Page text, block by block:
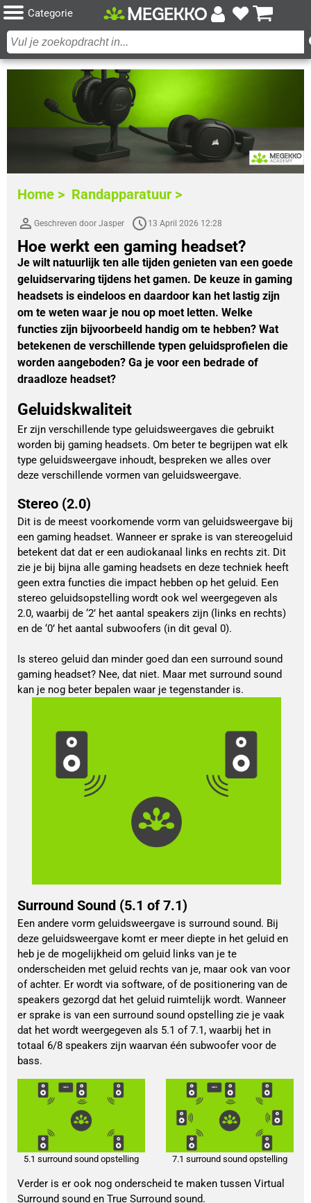
Categorie
Home > Randapparatuur >
Geschreven door Jasper 13 April 2026 12:28
Hoe werkt een gaming headset?
Je wilt natuurlijk ten alle tijden genieten van een goede
geluidservaring tijdens het gamen. De keuze in gaming
headsets is eindeloos en daardoor kan het lastig zijn
om te weten waar je nou op moet letten. Welke
functies zijn bijvoorbeeld handig om te hebben? Wat
betekenen de verschillende typen geluidsprofielen die
worden aangeboden? Ga je voor een bedrade of
draadloze headset?
Geluidskwaliteit
Er zijn verschillende type geluidsweergaves die gebruikt
worden bij gaming headsets. Om beter te begrijpen wat elk
type geluidsweergave inhoudt, bespreken we alles over
deze verschillende vormen van geluidsweergave.
Stereo (2.0)
Dit is de meest voorkomende vorm van geluidsweergave bij
een gaming headset. Wanneer er sprake is van stereogeluid
betekent dat dat er een audiokanaal links en rechts zit. Dit
zie je bij bijna alle gaming headsets en deze techniek heeft
geen extra functies die impact hebben op het geluid. Een
stereo geluidsopstelling wordt ook wel weergegeven als
2.0, waarbij de ‘2’ het aantal speakers zijn (links en rechts)
en de ‘0’ het aantal subwoofers (in dit geval 0).
Is stereo geluid dan minder goed dan een surround sound
gaming headset? Nee, dat niet. Maar met surround sound
kan je nog beter bepalen waar je tegenstander is.
Surround Sound (5.1 of 7.1)
Een andere vorm geluidsweergave is surround sound. Bij
deze geluidsweergave komt er meer diepte in het geluid en
heb je de mogelijkheid om geluid links van je te
onderscheiden met geluid rechts van je, maar ook van voor
of achter. Er wordt via software, of de positionering van de
speakers gezorgd dat het geluid ruimtelijk wordt. Wanneer
er sprake is van een surround sound opstelling zie je vaak
dat het wordt weergegeven als 5.1 of 7.1, waarbij het in
totaal 6/8 speakers zijn waarvan één subwoofer voor de
bass.
5.1 surround sound opstelling 7.1 surround sound opstelling
Verder is er ook nog onderscheid te maken tussen Virtual
Surround sound en True Surround sound.